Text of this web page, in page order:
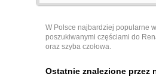
W Polsce najbardziej popularne
poszukiwanymi częściami do
oraz szyba czołowa.
Ostatnie znalezione przez